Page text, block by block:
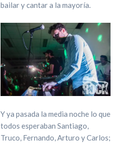
bailar y cantar a la mayoría.
Y ya pasada la media noche lo que
todos esperaban Santiago,
Truco, Fernando, Arturo y Carlos;